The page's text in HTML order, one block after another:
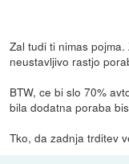
Zal tudi ti nimas
neustavljivo rastjo
BTW, ce bi slo 70%
bila dodatna poraba
Tko, da zadnja trditev